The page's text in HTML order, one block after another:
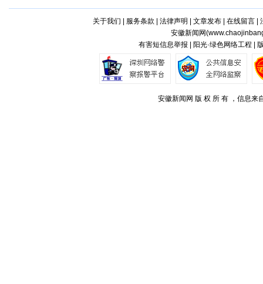
关于我们 服务条款 法律声明 文章发布| 在线留言|
安徽新闻网(
有害短信息举报 | 阳光·绿色网络工程 |
安徽新闻网 版 权 所 有 ，信息